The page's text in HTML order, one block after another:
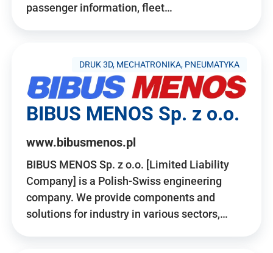
passenger information, fleet…
DRUK 3D, MECHATRONIKA, PNEUMATYKA
BIBUS MENOS Sp. z o.o.
www.bibusmenos.pl
BIBUS MENOS Sp. z o.o. [Limited Liability
Company] is a Polish-Swiss engineering
company. We provide components and
solutions for industry in various sectors,…